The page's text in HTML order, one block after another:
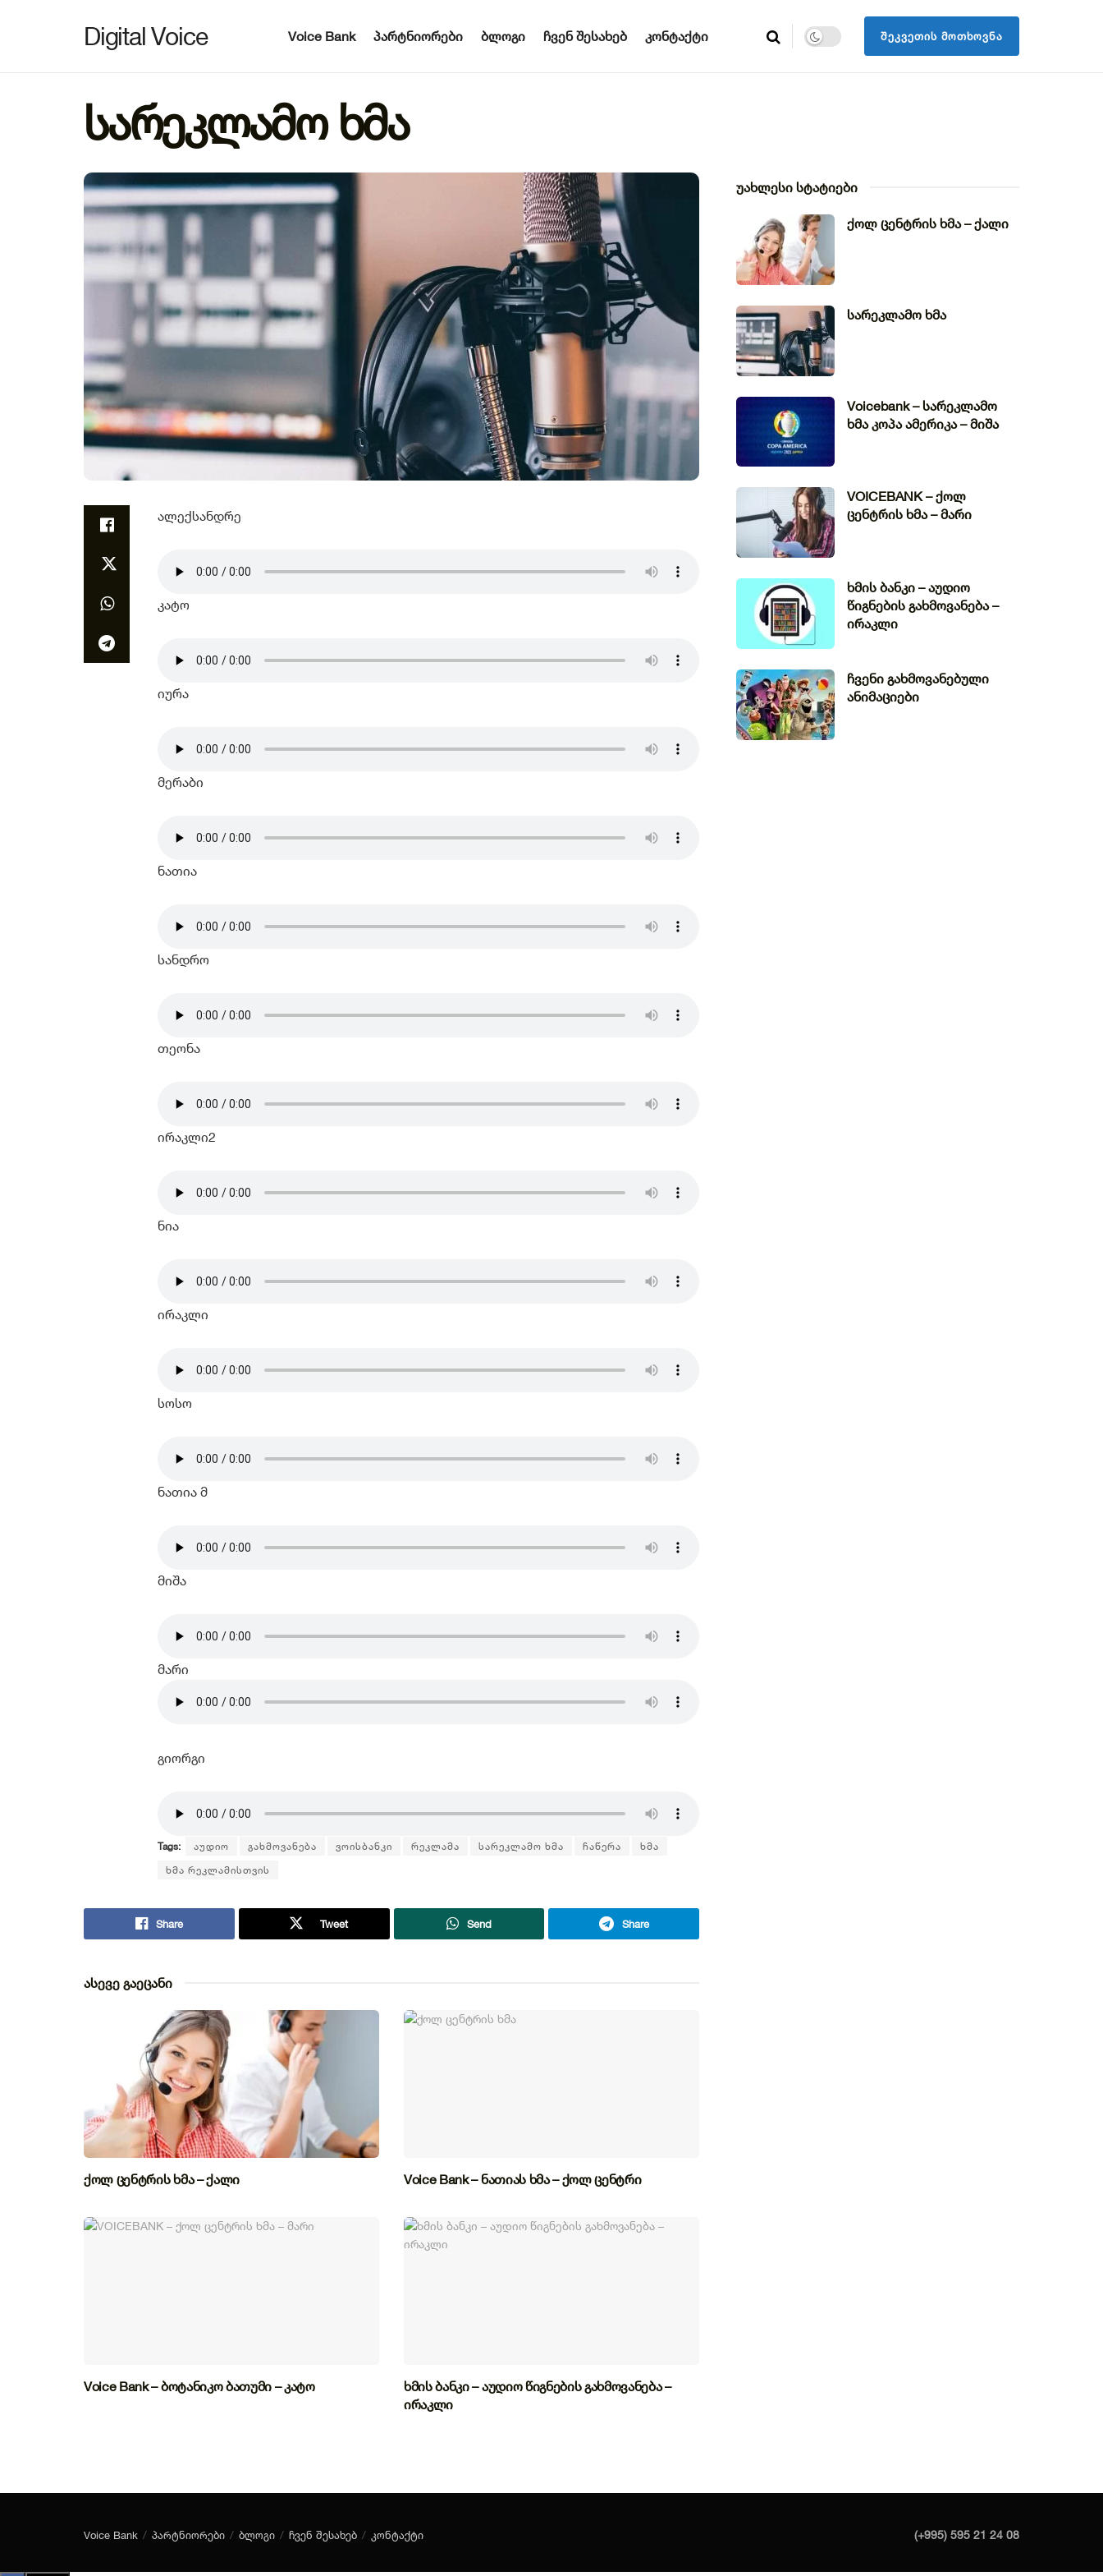
Digital Voice Voice Bank პარტნიორები ბლოგი ჩვენ შესახებ კონტაქტი ᲨᲔᲙᲕᲔᲗᲘᲡ ᲛᲝᲗᲮᲝᲕᲜᲐ
სარეკლამო ხმა
ალექსანდრე
კატო
იურა
მერაბი
ნათია
სანდრო
თეონა
ირაკლი2
ნია
ირაკლი
სოსო
ნათია მ
მიშა
მარი
გიორგი
Tags: აუდიო გახმოვანება ვოისბანკი რეკლამა სარეკლამო ხმა ჩაწერა
ხმა
ხმა რეკლამისთვის
Share Tweet Send Share
ასევე გაეცანი
ქოლ ცენტრის ხმა – ქალი Voice Bank – ნათიას ხმა – ქოლ ცენტრი
Voice Bank – ბოტანიკო ბათუმი – კატო
ხმის ბანკი – აუდიო წიგნების გახმოვანება –
ირაკლი
უახლესი სტატიები
ქოლ ცენტრის ხმა – ქალი
სარეკლამო ხმა
Voicebank – სარეკლამო
ხმა კოპა ამერიკა – მიშა
VOICEBANK – ქოლ
ცენტრის ხმა – მარი
ხმის ბანკი – აუდიო
წიგნების გახმოვანება –
ირაკლი
ჩვენი გახმოვანებული
ანიმაციები
Voice Bank პარტნიორები ბლოგი ჩვენ შესახებ კონტაქტი (+995) 595 21 24 08